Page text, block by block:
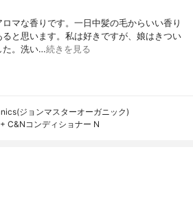
マな香りです。一日中髪の毛からいい香り
と思います。私は好きですが、娘はきつい
た。洗い…続きを見る
ジョンマスターオーガニック)
C&Nコンディショナー N